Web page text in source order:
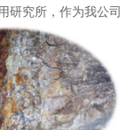
研究所，作为我公司